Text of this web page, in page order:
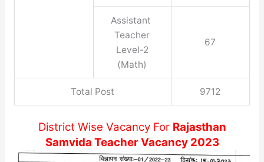
Assistant
Teacher
Level-2
(Math)
67
Total Post 9712
District Wise Vacancy For Rajasthan
Samvida Teacher Vacancy 2023